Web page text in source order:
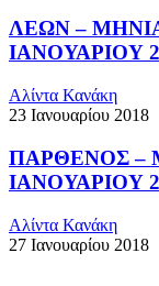
ΛΕΩΝ –
ΙΑΝΟΥΑΡΙΟΥ
Αλίντα Κανάκη
23 Ιανουαρίου 2018
ΠΑΡΘΕΝΟΣ –
ΙΑΝΟΥΑΡΙΟΥ
Αλίντα Κανάκη
27 Ιανουαρίου 2018